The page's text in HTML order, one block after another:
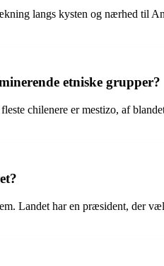
langs kysten og nærhed til
etniske grupper?
chilenere er mestizo, af
Landet har en præsident, der